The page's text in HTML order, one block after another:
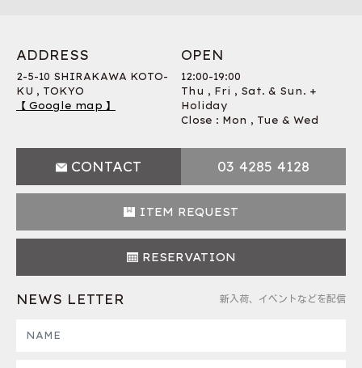
ADDRESS
2-5-10 SHIRAKAWA KOTO-
KU , TOKYO
【 Google map 】
OPEN
12:00-19:00
Thu , Fri , Sat. & Sun. +
Holiday
Close : Mon , Tue & Wed
CONTACT 03 4285 4128
ITEM REQUEST
RESERVATION
NEWS LETTER 新入荷、イベントなどを配信